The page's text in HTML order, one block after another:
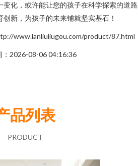
化，或许能让您的孩子在科学探索的道
新，为孩子的未来铺就坚实基石！
www.lanliuliugou.com/product/87.html
：2026-08-06 04:16:36
品列表
PRODUCT